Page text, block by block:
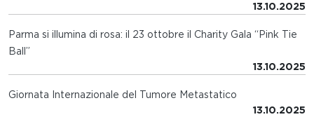
13.10.2025
Parma si illumina di rosa: il 23 ottobre il Charity Gala “Pink Tie
Ball”
13.10.2025
Giornata Internazionale del Tumore Metastatico
13.10.2025